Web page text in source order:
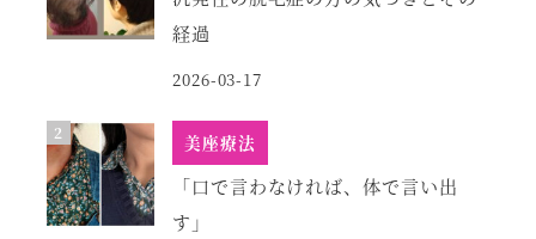
経過
2026-03-17
美座療法
「口で言わなければ、体で言い出
す」